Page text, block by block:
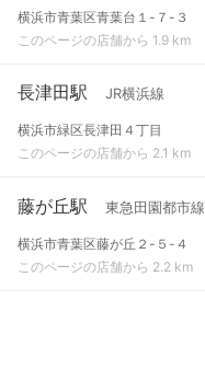
横浜市青葉区青葉台１-７-３
このページの店舗から 1.9 km
長津田駅 JR横浜線
横浜市緑区長津田４丁目
このページの店舗から 2.1 km
藤が丘駅 東急田園都市線
横浜市青葉区藤が丘２-５-４
このページの店舗から 2.2 km